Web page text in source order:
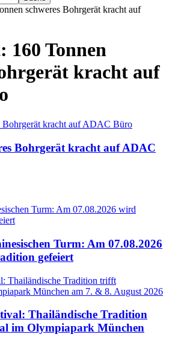
schweres Bohrgerät kracht auf
160 Tonnen
kracht auf
Bohrgerät kracht auf ADAC
Turm: Am 07.08.2026
gefeiert
Thailändische Tradition
im Olympiapark München